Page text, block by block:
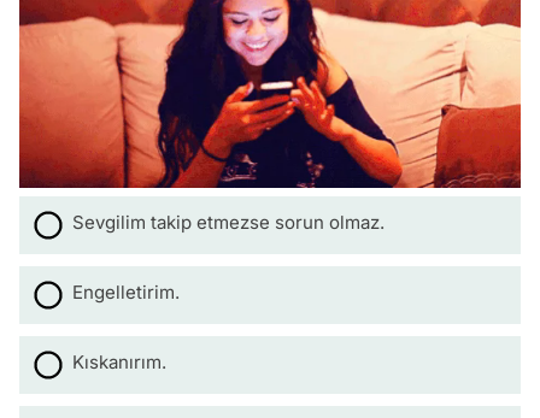
Sevgilim takip etmezse sorun olmaz.
Engelletirim.
Kıskanırım.